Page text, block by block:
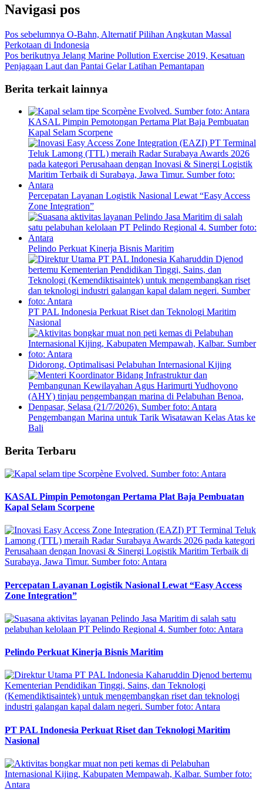
Navigasi pos
Pos sebelumnya O-Bahn, Alternatif Pilihan Angkutan Massal
Perkotaan di Indonesia
Pos berikutnya Jelang Marine Pollution Exercise 2019, Kesatuan
Penjagaan Laut dan Pantai Gelar Latihan Pemantapan
Berita terkait lainnya
KASAL Pimpin Pemotongan Pertama Plat Baja Pembuatan
Kapal Selam Scorpene
Percepatan Layanan Logistik Nasional Lewat “Easy Access
Zone Integration”
Pelindo Perkuat Kinerja Bisnis Maritim
PT PAL Indonesia Perkuat Riset dan Teknologi Maritim
Nasional
Didorong, Optimalisasi Pelabuhan Internasional Kijing
Pengembangan Marina untuk Tarik Wisatawan Kelas Atas ke
Bali
Berita Terbaru
KASAL Pimpin Pemotongan Pertama Plat Baja Pembuatan
Kapal Selam Scorpene
Percepatan Layanan Logistik Nasional Lewat “Easy Access
Zone Integration”
Pelindo Perkuat Kinerja Bisnis Maritim
PT PAL Indonesia Perkuat Riset dan Teknologi Maritim
Nasional